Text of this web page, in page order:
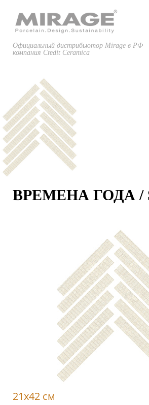
Официальный дистрибьютор Mirage в РФ
компания Credit Ceramica
ВРЕМЕНА ГОДА /
21x42 см